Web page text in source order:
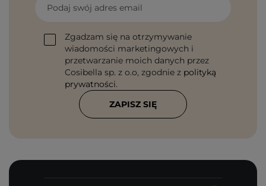
Podaj swój adres email
Zgadzam się na otrzymywanie
wiadomości marketingowych i
przetwarzanie moich danych przez
Cosibella sp. z o.o, zgodnie z polityką
prywatności.
ZAPISZ SIĘ